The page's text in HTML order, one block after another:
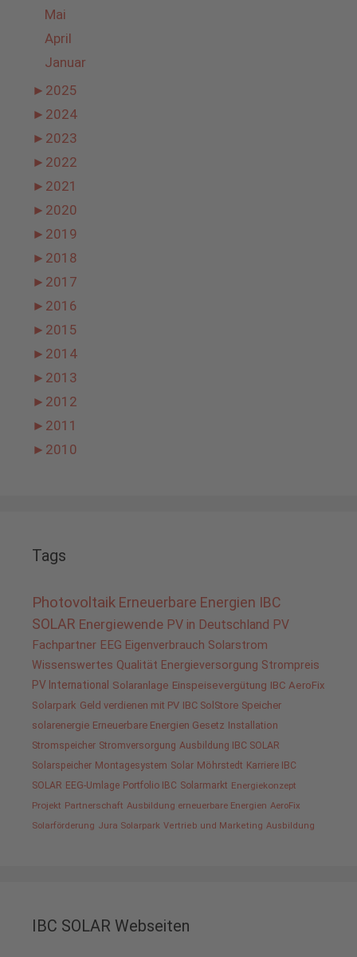
Mai
April
Januar
► 2025
► 2024
► 2023
► 2022
► 2021
► 2020
► 2019
► 2018
► 2017
► 2016
► 2015
► 2014
► 2013
► 2012
► 2011
► 2010
Tags
Photovoltaik Erneuerbare Energien IBC
SOLAR Energiewende PV in Deutschland PV
Fachpartner EEG Eigenverbrauch Solarstrom
Wissenswertes Qualität Energieversorgung Strompreis
PV International Solaranlage Einspeisevergütung IBC AeroFix
Solarpark Geld verdienen mit PV IBC SolStore Speicher
solarenergie Erneuerbare Energien Gesetz Installation
Stromspeicher Stromversorgung Ausbildung IBC SOLAR
Solarspeicher Montagesystem Solar Möhrstedt Karriere IBC
SOLAR EEG-Umlage Portfolio IBC Solarmarkt Energiekonzept
Projekt Partnerschaft Ausbildung erneuerbare Energien AeroFix
Solarförderung Jura Solarpark Vertrieb und Marketing Ausbildung
IBC SOLAR Webseiten